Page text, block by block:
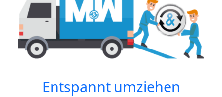
Entspannt umziehen